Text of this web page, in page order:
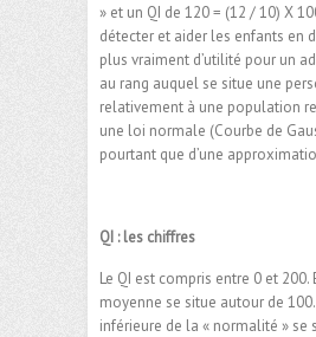
» et un QI de 120 = (12 / 10) X
détecter et aider les enfants en
plus vraiment d’utilité pour un
au rang auquel se situe une
relativement à une population
une loi normale (Courbe de
pourtant que d’une
QI : les chiffres
Le QI est compris entre 0 et 200.
moyenne se situe autour de
inférieure de la « normalité » se